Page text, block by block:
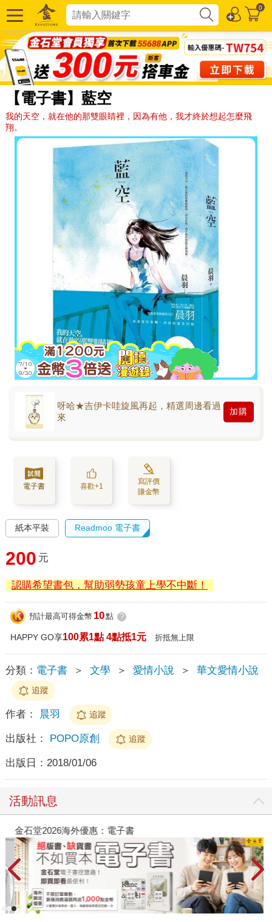
0
【電子書】藍空
我的天空，就在他的那雙眼睛裡，因為有他，我才終於想起怎麼飛
翔。
呀哈★吉伊卡哇旋風再起，精選周邊看過
來
加購
電子書 喜歡+1
寫評價
賺金幣
紙本平裝 Readmoo 電子書
200 元
認購希望書包，幫助弱勢孩童上學不中斷！
預計最高可得金幣 10點 ?
HAPPY GO享100累1點 4點抵1元 折抵無上限
分類： 電子書 ＞ 文學 ＞ 愛情小說 ＞ 華文愛情小說
追蹤
作者： 晨羽 追蹤
出版社： POPO原創 追蹤
出版日： 2018/01/06
活動訊息
金石堂2026海外優惠：電子書